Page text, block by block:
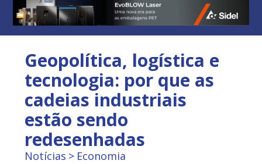
Geopolítica, logística e
tecnologia: por que as
cadeias industriais
estão sendo
redesenhadas
Notícias Economia